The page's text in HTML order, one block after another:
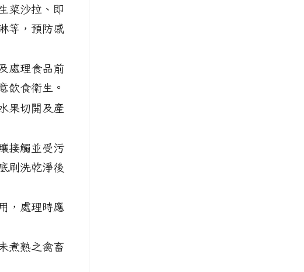
菜沙拉、即
等，預防感
處理食品前
飲食衛生。
果切開及產
接觸並受污
刷洗乾淨後
，處理時應
煮熟之禽畜